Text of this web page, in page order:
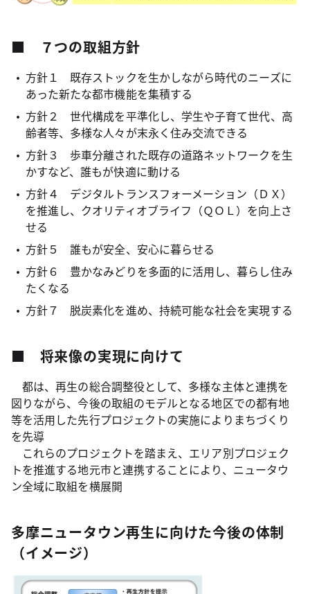
■ ７つの取組方針
方針１ 既存ストックを生かしながら時代のニーズに
あった新たな都市機能を集積する
方針２ 世代構成を平準化し、学生や子育て世代、高
齢者等、多様な人々が末永く住み交流できる
方針３ 歩車分離された既存の道路ネットワークを生
かすなど、誰もが快適に動ける
方針４ デジタルトランスフォーメーション（ＤＸ）
を推進し、クオリティオブライフ（ＱＯＬ）を向上さ
せる
方針５ 誰もが安全、安心に暮らせる
方針６ 豊かなみどりを多面的に活用し、暮らし住み
たくなる
方針７ 脱炭素化を進め、持続可能な社会を実現する
■ 将来像の実現に向けて
都は、再生の総合調整役として、多様な主体と連携を
図りながら、今後の取組のモデルとなる地区での都有地
等を活用した先行プロジェクトの実施によりまちづくり
を先導
これらのプロジェクトを踏まえ、エリア別プロジェク
トを推進する地元市と連携することにより、ニュータウ
ン全域に取組を横展開
多摩ニュータウン再生に向けた今後の体制
（イメージ）